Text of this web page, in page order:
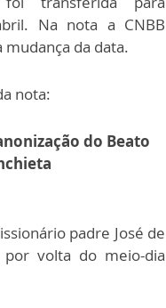
Na nota a CNBB
mudança da data.
nota:
do Beato
padre José de
volta do meio-dia